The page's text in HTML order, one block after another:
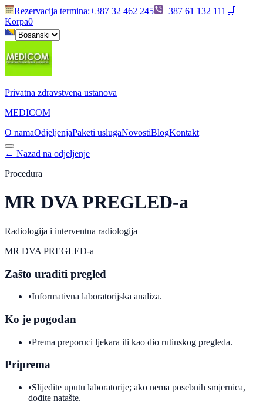
Rezervacija termina:+387 32 462 245 +387 61 132 111 🛒
Korpa0
Privatna zdravstvena ustanova
MEDICOM
O namaOdjeljenjaPaketi uslugaNovostiBlogKontakt
← Nazad na odjeljenje
Procedura
MR DVA PREGLED-a
Radiologija i interventna radiologija
MR DVA PREGLED-a
Zašto uraditi pregled
•Informativna laboratorijska analiza.
Ko je pogodan
•Prema preporuci ljekara ili kao dio rutinskog pregleda.
Priprema
•Slijedite uputu laboratorije; ako nema posebnih smjernica,
dođite natašte.